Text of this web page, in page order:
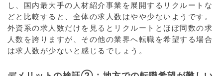
し、国内最大手の人材紹介事業を展開するリクルートな
どと比較すると、全体の求人数はやや少ないようです。
外資系の求人数だけを見るとリクルートとほぼ同数の求
人数を誇りますが、その他の業界へ転職を希望する場合
は求人数が少ないと感じるでしょう。